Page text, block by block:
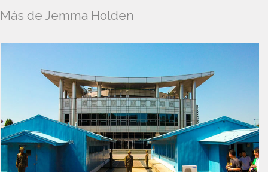
Más de Jemma Holden